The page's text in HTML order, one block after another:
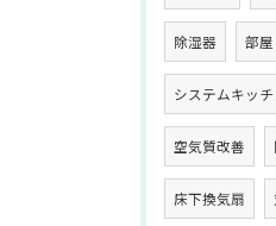
除湿器 部屋
システムキッチ
空気質改善
床下換気扇